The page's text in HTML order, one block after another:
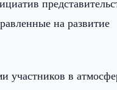
на развитие
участников в